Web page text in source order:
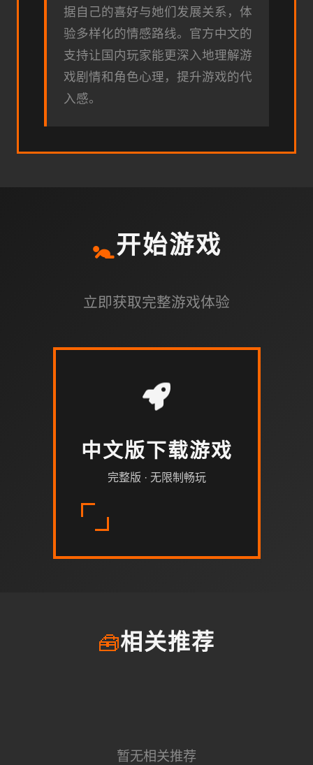
据自己的喜好与她们发展关系，体
验多样化的情感路线。官方中文的
支持让国内玩家能更深入地理解游
戏剧情和角色心理，提升游戏的代
入感。
🚼开始游戏
立即获取完整游戏体验
中文版下载游戏
完整版 · 无限制畅玩
🧰相关推荐
暂无相关推荐